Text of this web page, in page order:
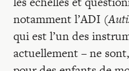
notamment l’ADI (
qui est l’un des
actuellement – ne